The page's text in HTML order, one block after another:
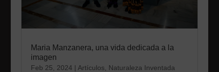
Maria Manzanera, una vida dedicada a la
imagen
Feb 25, 2024 | Artículos
Naturaleza Inventada